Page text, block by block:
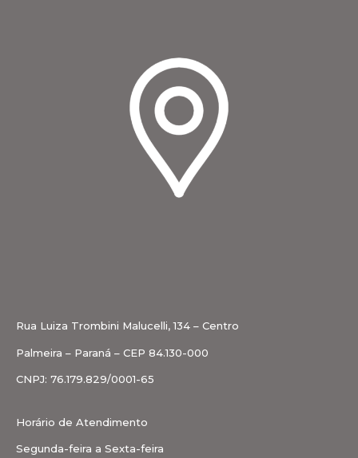
Rua Luiza Trombini Malucelli, 134 – Centro
Palmeira – Paraná – CEP 84.130-000
CNPJ: 76.179.829/0001-65
Horário de Atendimento
Segunda-feira a Sexta-feira